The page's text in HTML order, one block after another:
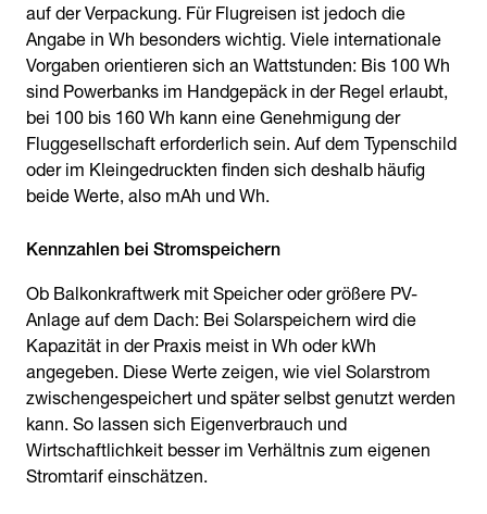
auf der Verpackung. Für Flugreisen ist jedoch die
Angabe in Wh besonders wichtig. Viele internationale
Vorgaben orientieren sich an Wattstunden: Bis 100 Wh
sind Powerbanks im Handgepäck in der Regel erlaubt,
bei 100 bis 160 Wh kann eine Genehmigung der
Fluggesellschaft erforderlich sein. Auf dem Typenschild
oder im Kleingedruckten finden sich deshalb häufig
beide Werte, also mAh und Wh.
Kennzahlen bei Stromspeichern
Ob Balkonkraftwerk mit Speicher oder größere PV-
Anlage auf dem Dach: Bei Solarspeichern wird die
Kapazität in der Praxis meist in Wh oder kWh
angegeben. Diese Werte zeigen, wie viel Solarstrom
zwischengespeichert und später selbst genutzt werden
kann. So lassen sich Eigenverbrauch und
Wirtschaftlichkeit besser im Verhältnis zum eigenen
Stromtarif einschätzen.